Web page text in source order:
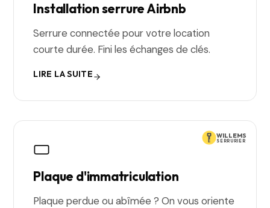
Installation serrure Airbnb
Serrure connectée pour votre location
courte durée. Fini les échanges de clés.
LIRE LA SUITE
WILLEMS
SERRURIER
Plaque d'immatriculation
Plaque perdue ou abîmée ? On vous oriente